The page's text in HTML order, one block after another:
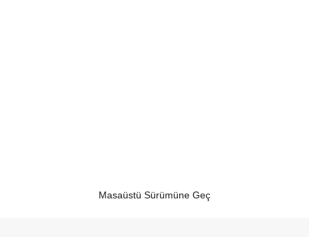
Masaüstü Sürümüne Geç